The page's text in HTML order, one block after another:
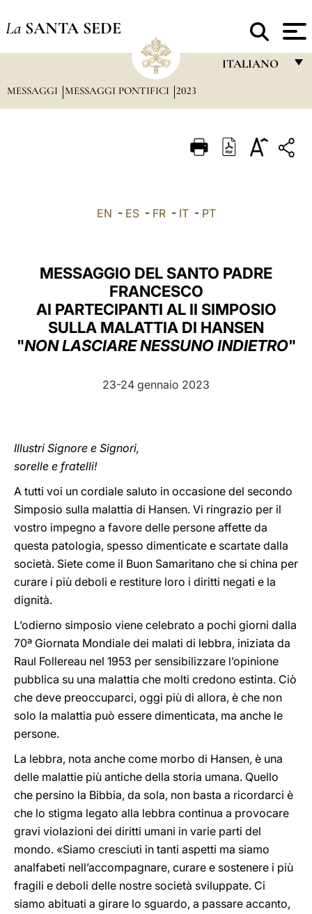
La SANTA SEDE
ITALIANO
ITALIANO
العربيّة
中文
LATINE
MESSAGGI MESSAGGI PONTIFICI 2023
EN - ES- FR- IT- PT
MESSAGGIO DEL SANTO PADRE
FRANCESCO
AI PARTECIPANTI AL II SIMPOSIO
SULLA MALATTIA DI HANSEN
"NON LASCIARE NESSUNO INDIETRO"
23-24 gennaio 2023
Illustri Signore e Signori,
sorelle e fratelli!
A tutti voi un cordiale saluto in occasione del secondo
Simposio sulla malattia di Hansen. Vi ringrazio per il
vostro impegno a favore delle persone affette da
questa patologia, spesso dimenticate e scartate dalla
società. Siete come il Buon Samaritano che si china per
curare i più deboli e restiture loro i diritti negati e la
dignità.
L’odierno simposio viene celebrato a pochi giorni dalla
70ª Giornata Mondiale dei malati di lebbra, iniziata da
Raul Follereau nel 1953 per sensibilizzare l’opinione
pubblica su una malattia che molti credono estinta. Ciò
che deve preoccuparci, oggi più di allora, è che non
solo la malattia può essere dimenticata, ma anche le
persone.
La lebbra, nota anche come morbo di Hansen, è una
delle malattie più antiche della storia umana. Quello
che persino la Bibbia, da sola, non basta a ricordarci è
che lo stigma legato alla lebbra continua a provocare
gravi violazioni dei diritti umani in varie parti del
mondo. «Siamo cresciuti in tanti aspetti ma siamo
analfabeti nell’accompagnare, curare e sostenere i più
fragili e deboli delle nostre società sviluppate. Ci
siamo abituati a girare lo sguardo, a passare accanto,